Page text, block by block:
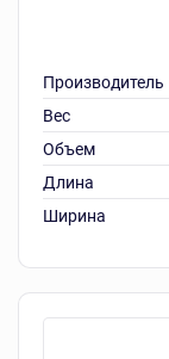
Производитель
Вес
Объем
Длина
Ширина